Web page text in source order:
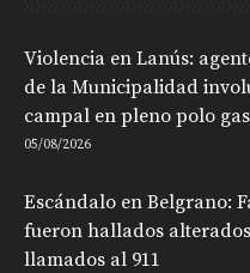
Violencia en Lanús:
de la Municipalidad
campal en pleno polo
05/08/2026
Escándalo en Belgrano:
fueron hallados
llamados al 911